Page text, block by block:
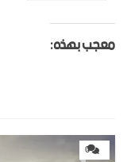
معجب بهذه:
0